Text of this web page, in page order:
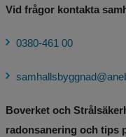
Vid frågor kontakta
0380-461 00
Boverket och
radonsanering och tips